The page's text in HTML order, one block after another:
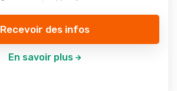
Recevoir des infos
En savoir plus